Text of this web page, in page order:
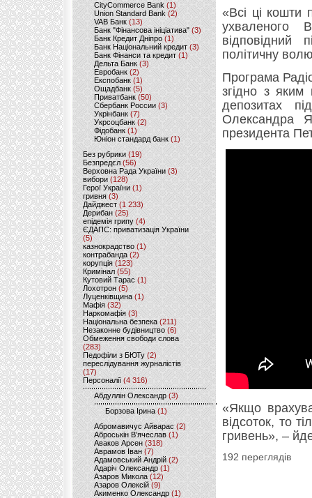
CityCommerce Bank (1)
Union Standard Bank (2)
VAB Банк (13)
Банк "Фінансова ініціатива" (3)
Банк Кредит Дніпро (1)
Банк Національний кредит (3)
Банк Фінанси та кредит (1)
Дельта Банк (3)
Евробанк(2)
Експобанк (1)
Ощадбанк(5)
Приватбанк (50)
Сбербанк России (3)
Укрінбанк(7)
Укрсоцбанк (2)
Фідобанк (1)
Юніон стандард банк(1)
Без рубрики (19)
Безпредєл(56)
Верховна Рада України (3)
вибори(128)
Герої України(1)
гривня (3)
Дайджест (1 233)
Дерибан (25)
епідемія грипу (4)
ЄДАПС: приватизація України
(5)
казнокрадство (1)
контрабанда (2)
корупція (123)
Кримінал (55)
Кутовий Тарас (1)
Лохотрон(5)
Луценківщина (1)
Мафія (32)
Наркомафія (3)
Національна безпека (211)
Незаконне будівництво(6)
Обмеження свободи слова
(283)
Педофіли з БЮТу (2)
переслідування журналістів
(17)
Персоналії (4 316)
Абдуллін Олександр (3)
Борзова Ірина(1)
Абромавичус Айварас (2)
Аброськін В’ячеслав(1)
Аваков Арсен (318)
Аврамов Іван (7)
Адамовський Андрій(2)
Адаріч Олександр (1)
Азаров Микола (12)
Азаров Олексій (9)
Акименко Олександр(1)
«Всі ці кошти
ухваленого
відповідний
політичну
Програма
згідно з
депозитах
Олександра
президента
«Якщо
відсоток, то
гривень», –​
192 переглядів